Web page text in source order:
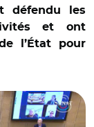
défendu les
et ont
l’État pour
Fleuret,